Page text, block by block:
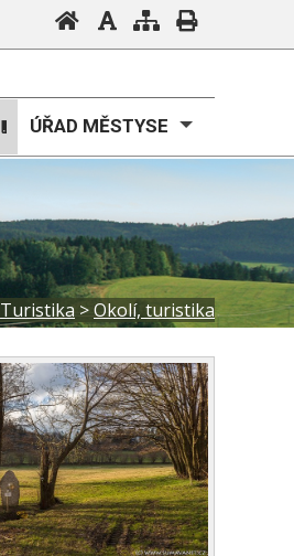
ÚŘAD MĚSTYSE
Turistika >Okolí, turistika